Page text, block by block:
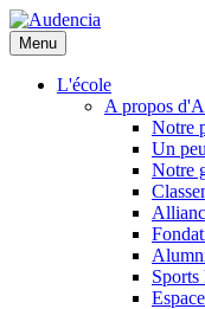
Aller
au
contenu
principal
Menu
L'école
A propos
Notre
Un
Notre
Sports